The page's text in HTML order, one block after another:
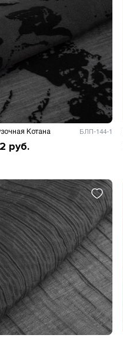
Котана БЛП-144-1
руб.